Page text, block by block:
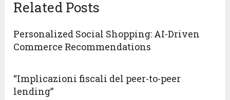
Related Posts
Personalized Social Shopping: AI-Driven
Commerce Recommendations
“Implicazioni fiscali del peer-to-peer
lending”